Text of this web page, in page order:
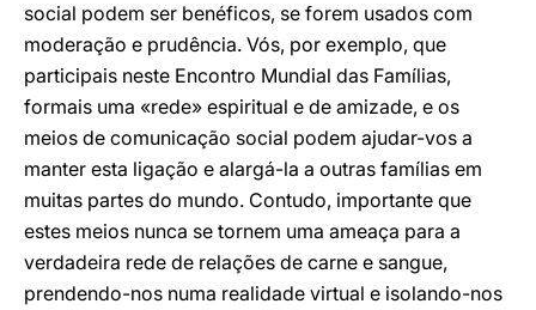
social podem ser benéficos, se forem usados com
moderação e prudência. Vós, por exemplo, que
participais neste Encontro Mundial das Famílias,
formais uma «rede» espiritual e de amizade, e os
meios de comunicação social podem ajudar-vos a
manter esta ligação e alargá-la a outras famílias em
muitas partes do mundo. Contudo, importante que
estes meios nunca se tornem uma ameaça para a
verdadeira rede de relações de carne e sangue,
prendendo-nos numa realidade virtual e isolando-nos